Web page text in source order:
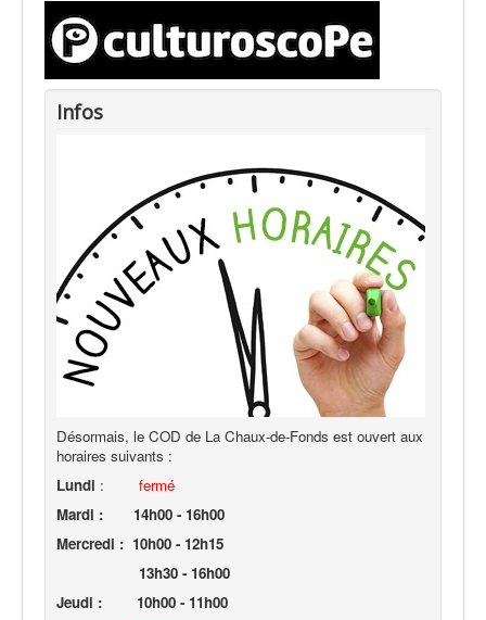
Infos
Désormais, le COD de La Chaux-de-Fonds est ouvert aux
horaires suivants :
Lundi : fermé
Mardi :
14h00 - 16h00
Mercredi : 10h00 - 12h15
13h30 - 16h00
Jeudi : 10h00 - 11h00